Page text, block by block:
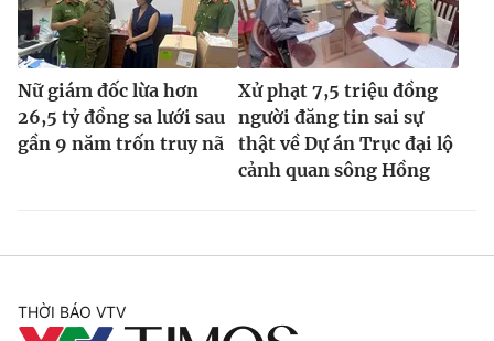
Nữ giám đốc lừa hơn
26,5 tỷ đồng sa lưới sau
gần 9 năm trốn truy nã
Xử phạt 7,5 triệu đồng
người đăng tin sai sự
thật về Dự án Trục đại lộ
cảnh quan sông Hồng
THỜI BÁO VTV